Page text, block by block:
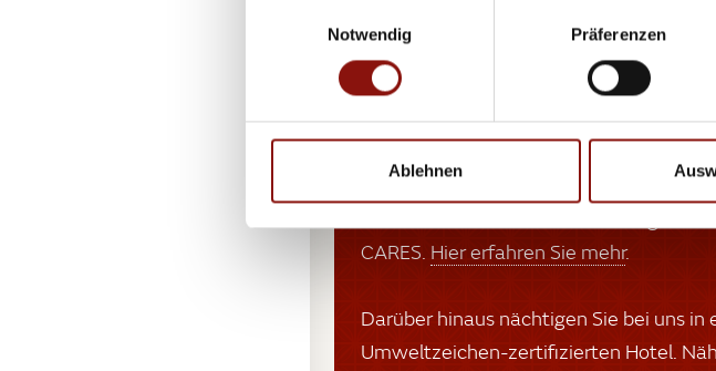
Notwendig
Präferenzen
Ablehnen
Austria Trend
Gastfreundschaft noch nachhaltiger
CARES. Hier erfahren Sie mehr.
Darüber hinaus nächtigen Sie bei uns in
Umweltzeichen-zertifizierten Hotel.